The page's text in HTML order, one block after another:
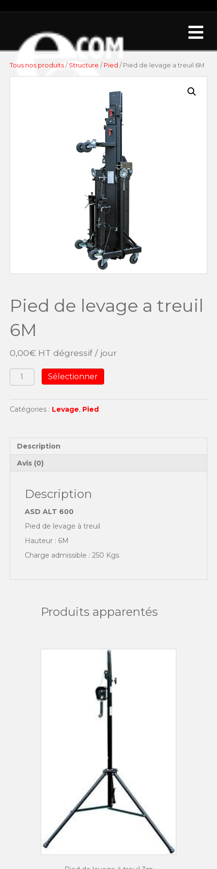
Tous nos produits / Structure / Pied / Pied de levage a treuil 6M
Pied de levage a treuil
6M
0,00€ HT dégressif / jour
quantité
de
de
levage
6M
Sélectionner
Catégories : Levage, Pied
Description
Avis (0)
Description
ASD ALT 600
Pied de levage à treuil
Hauteur : 6M
Charge admissible : 250 Kgs
Produits apparentés